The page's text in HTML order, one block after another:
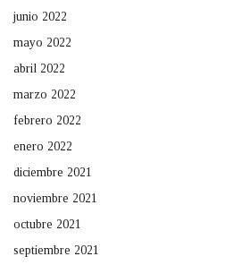
junio 2022
mayo 2022
abril 2022
marzo 2022
febrero 2022
enero 2022
diciembre 2021
noviembre 2021
octubre 2021
septiembre 2021